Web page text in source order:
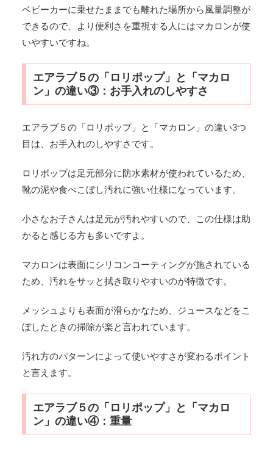
ベビーカーに乗せたままでも離れた場所から風量調整が
できるので、より便利さを重視する人にはマカロンが使
いやすいですね。
エアラブ５の「ロリポップ」と「マカロ
ン」の違い③：お手入れのしやすさ
エアラブ５の「ロリポップ」と「マカロン」の違い3つ
目は、お手入れのしやすさです。
ロリポップは足元部分に防水素材が使われているため、
靴の泥や食べこぼし汚れに強い仕様になっています。
小さなお子さんは足元が汚れやすいので、この仕様は助
かると感じる方も多いですよ。
マカロンは表面にシリコンコーティングが施されている
ため、汚れをサッと拭き取りやすいのが特徴です。
メッシュよりも表面が滑らかなため、ジュースなどをこ
ぼしたときの掃除が楽と言われています。
汚れ方のパターンによって使いやすさが変わるポイント
と言えます。
エアラブ５の「ロリポップ」と「マカロ
ン」の違い④：重量